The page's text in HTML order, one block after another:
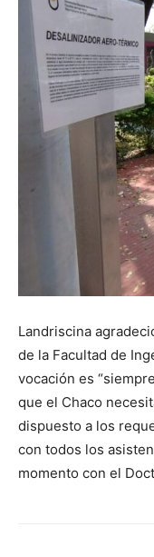
Landriscina
de la Facultad de
vocación es
que el Chaco
dispuesto a los
con todos los
momento con el